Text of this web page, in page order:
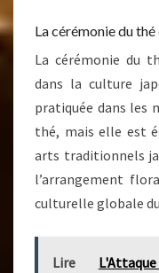
La cérémonie du
La cérémonie du
dans la culture
pratiquée dans les
thé, mais elle est
arts traditionnels
l’arrangement
culturelle globale
Lire